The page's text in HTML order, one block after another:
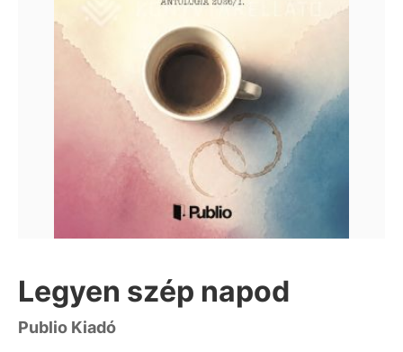
Legyen szép napod
Publio Kiadó